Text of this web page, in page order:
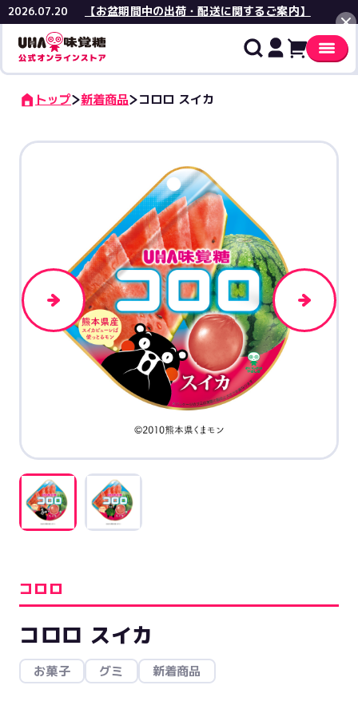
2026.07.20 【お盆期間中の出荷・配送に関するご案内】
閉じる
トップ 新着商品 コロロ スイカ
コロロ
コロロ スイカ
お菓子 グミ 新着商品